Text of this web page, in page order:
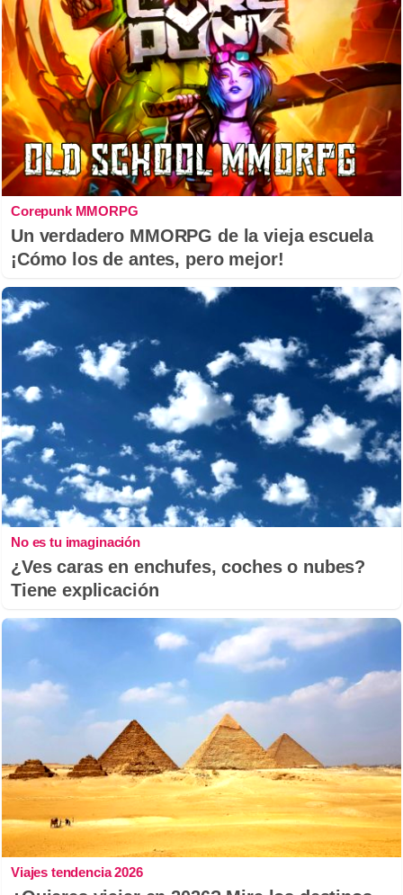
Corepunk MMORPG
Un verdadero MMORPG de la vieja escuela
¡Cómo los de antes, pero mejor!
No es tu imaginación
¿Ves caras en enchufes, coches o nubes?
Tiene explicación
Viajes tendencia 2026